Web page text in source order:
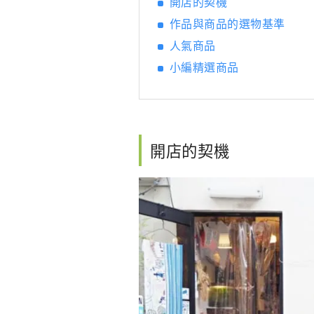
作品與商品的選物基準
人氣商品
小編精選商品
開店的契機